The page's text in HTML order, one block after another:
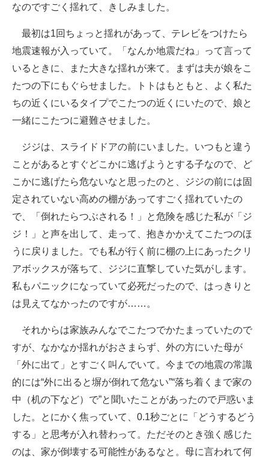
なのですごく揺れて、きしみました。
最初は1回ちょっと揺れがあって、テレビをつけたら
地震速報が入っていて。「なんか地震だね」って言って
いるときに、また大きな揺れが来て。まずは夫が娘をこ
たつの下にもぐらせました。トトはもともと、よく私た
ちの近くにいるタイプでこたつの近くにいたので、娘と
一緒にこたつに避難させました。
ジジは、スライドドアの前にいました。いつもと違う
ことがあるとすぐどこかに逃げようとする子なので、ど
こかに逃げたら危ないなと思ったのと、ジジの前には固
定されていない高めの棚があってすごく揺れていたの
で、「倒れたらつぶされる！」と危険を感じた私が「ジ
ジ！」と声を出して、走って、抱きかかえてこたつのほ
うに戻りました。でも私が行く前に棚の上にあったクリ
アボックスが落ちて、ジジに直撃していた気がします。
私もパニックになっていて必死だったので、はっきりと
は見えてなかったのですが……。
それからは家族みんなでこたつでかたまっていたので
すが、なかなか揺れがおさまらず、外の方にいた母が
「外に出て」とすごく叫んでいて。今までの地震の常識
的には“外に出ると塀が倒れて危ない”“落ち着くまで家の
中（机の下など）で”と聞いたことがあったので戸惑いま
した。とにかく焦っていて、0.1秒ごとに「どうするどう
する」と思考が入れ替わって。ただそのとき強く感じた
のは、家が倒壊する可能性があるなと。母に言われて何